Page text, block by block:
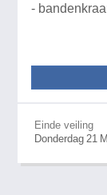
-
Einde veiling
Donderdag 21